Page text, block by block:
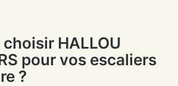
HALLOU
pour vos escaliers
?